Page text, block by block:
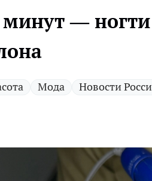
минут — ногти
Мода Новости